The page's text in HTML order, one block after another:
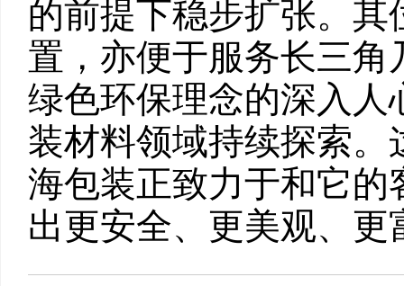
的前提下稳步扩张。
置，亦便于服务长三
绿色环保理念的深入
装材料领域持续探索
海包装正致力于和它
出更安全、更美观、